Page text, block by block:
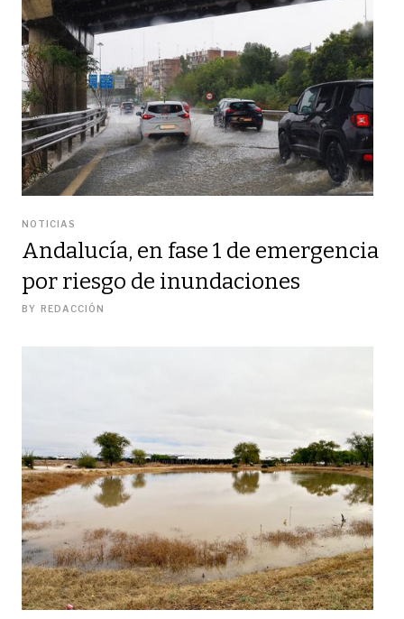
NOTICIAS
Andalucía, en fase 1 de emergencia
por riesgo de inundaciones
BY REDACCIÓN